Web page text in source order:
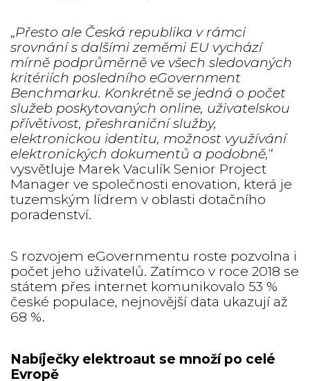
„Přesto ale Česká republika v rámci
srovnání s dalšími zeměmi EU vychází
mírně podprůměrně ve všech sledovaných
kritériích posledního eGovernment
Benchmarku. Konkrétně se jedná o počet
služeb poskytovaných online, uživatelskou
přívětivost, přeshraniční služby,
elektronickou identitu, možnost využívání
elektronických dokumentů a podobně,“
vysvětluje Marek Vaculík Senior Project
Manager ve společnosti enovation, která je
tuzemským lídrem v oblasti dotačního
poradenství.
S rozvojem eGovernmentu roste pozvolna i
počet jeho uživatelů. Zatímco v roce 2018 se
státem přes internet komunikovalo 53 %
české populace, nejnovější data ukazují až
68 %.
Nabíječky elektroaut se množí po celé
Evropě